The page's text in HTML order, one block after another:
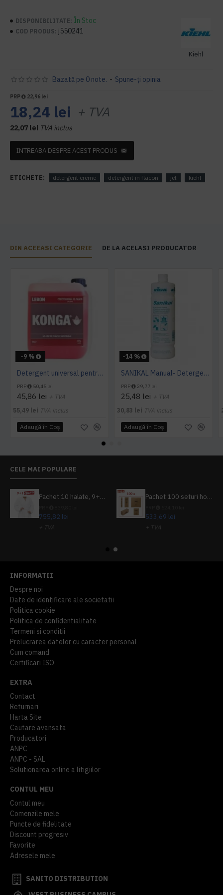
DISPONIBILITATE: În Stoc
COD PRODUS: j550241
Kiehl
Bazată pe 0 note. - Spune-ţi opinia
PRP 22,96 lei
18,24 lei + TVA
22,07 lei TVA inclus
INTREABA DESPRE ACEST PRODUS
ETICHETE: detergent creme detergent in flacon jet kiehl
DIN ACEEASI CATEGORIE DE LA ACELASI PRODUCATOR
-9 %
Detergent universal pentru suprafete, Professional Cleaner, Konga, 5 L
PRP 50,45 lei
45,86 lei + TVA
55,49 lei TVA inclus
Adaugă în Coş
-14 %
SANIKAL Manual- Detergent pentru obiecte sanitare, 1 L, Kiehl
PRP 29,77 lei
25,48 lei + TVA
30,83 lei TVA inclus
Adaugă în Coş
CELE MAI POPULARE
Pachet 10 halate, 9+1 gratuit
755,82 lei
+ TVA
Pachet 100 seturi hoteliere, set dentar, set barbierit, casca de dus, pila unghii, set cusut
533,69 lei
+ TVA
INFORMATII
Despre noi
Date de identificare ale societatii
Politica cookie
Politica de confidentialitate
Termeni si conditii
Prelucrarea datelor cu caracter personal
Cum comand
Certificari ISO
EXTRA
Contact
Returnari
Harta Site
Cautare avansata
Producatori
ANPC
ANPC - SAL
Solutionarea online a litigiilor
CONTUL MEU
Contul meu
Comenzile mele
Puncte de fidelitate
Discount progresiv
Favorite
Adresele mele
SANITO DISTRIBUTION